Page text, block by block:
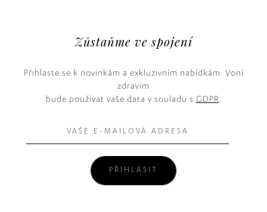
Zůstaňme ve spojení
Přihlaste se k novinkám a exkluzivním nabídkám. Voní
zdravím
bude používat vaše data v souladu s GDPR.
PŘIHLÁSIT